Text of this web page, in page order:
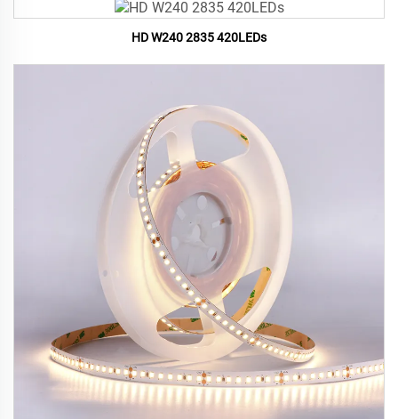
HD W240 2835 420LEDs